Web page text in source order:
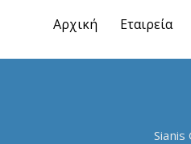
Αρχική Εταιρεία
Sianis